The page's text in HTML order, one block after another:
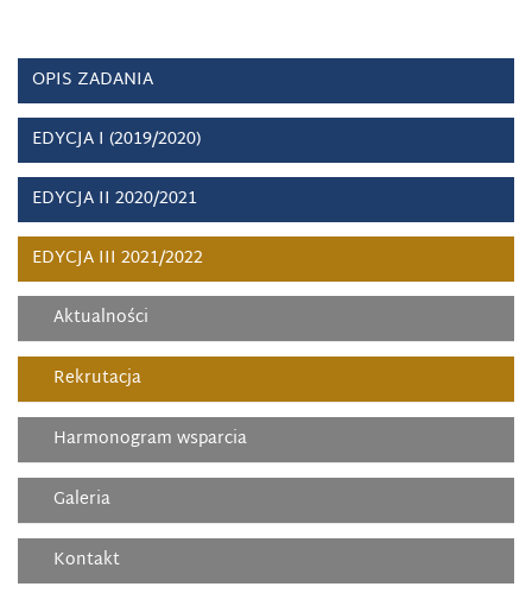
OPIS ZADANIA
EDYCJA I (2019/2020)
EDYCJA II 2020/2021
EDYCJA III 2021/2022
Aktualności
Rekrutacja
Harmonogram wsparcia
Galeria
Kontakt